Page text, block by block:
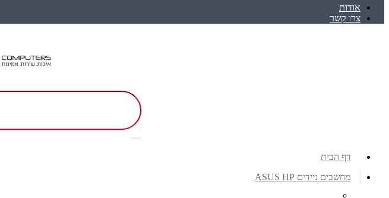
אודות
צרו קשר
דף הבית
מחשבים ניידים ASUS HP